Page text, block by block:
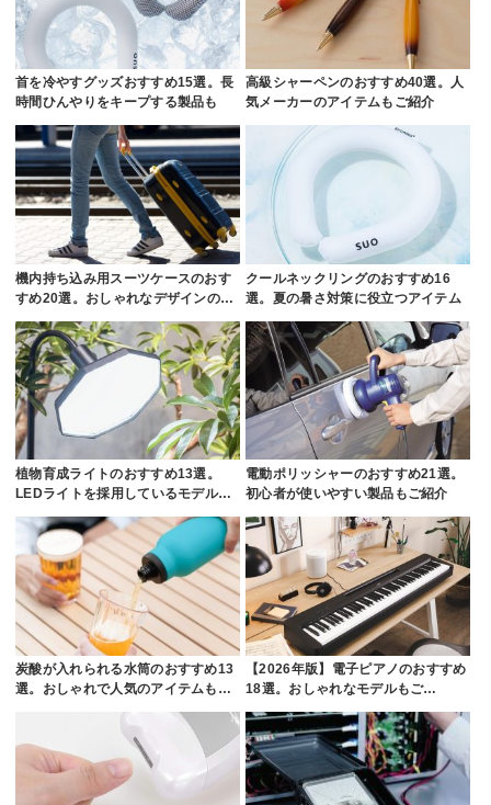
首を冷やすグッズおすすめ15選。長
時間ひんやりをキープする製品も
高級シャーペンのおすすめ40選。人
気メーカーのアイテムもご紹介
機内持ち込み用スーツケースのおす
すめ20選。おしゃれなデザインの…
クールネックリングのおすすめ16
選。夏の暑さ対策に役立つアイテム
植物育成ライトのおすすめ13選。
LEDライトを採用しているモデル…
電動ポリッシャーのおすすめ21選。
初心者が使いやすい製品もご紹介
炭酸が入れられる水筒のおすすめ13
選。おしゃれで人気のアイテムも…
【2026年版】電子ピアノのおすすめ
18選。おしゃれなモデルもご…